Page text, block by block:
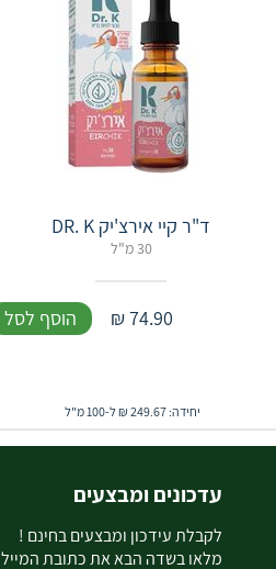
​ד"ר קיי אירצ'יק DR. K
30 מ"ל
74.90
₪ הוסף לסל
יחידה: 249.67 ₪ ל-100 מ"ל
עדכונים ומבצעים
לקבלת עידכון ומבצעים בחינם !
מלאו בשדה הבא את כתובת המייל